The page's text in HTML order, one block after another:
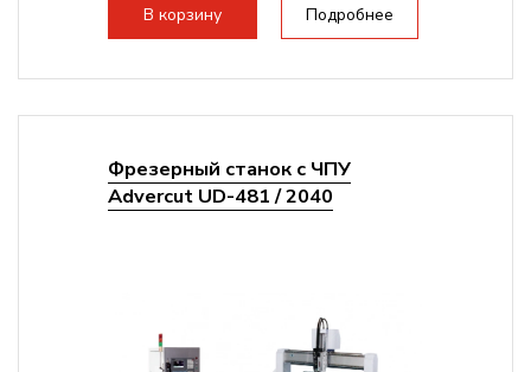
В корзину Подробнее
Фрезерный станок с ЧПУ
Advercut UD-481 / 2040